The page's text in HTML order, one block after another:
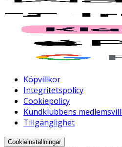
Köpvillkor
Integritetspolicy
Cookiepolicy
Kundklubbens
Tillgänglighet
Cookieinställningar